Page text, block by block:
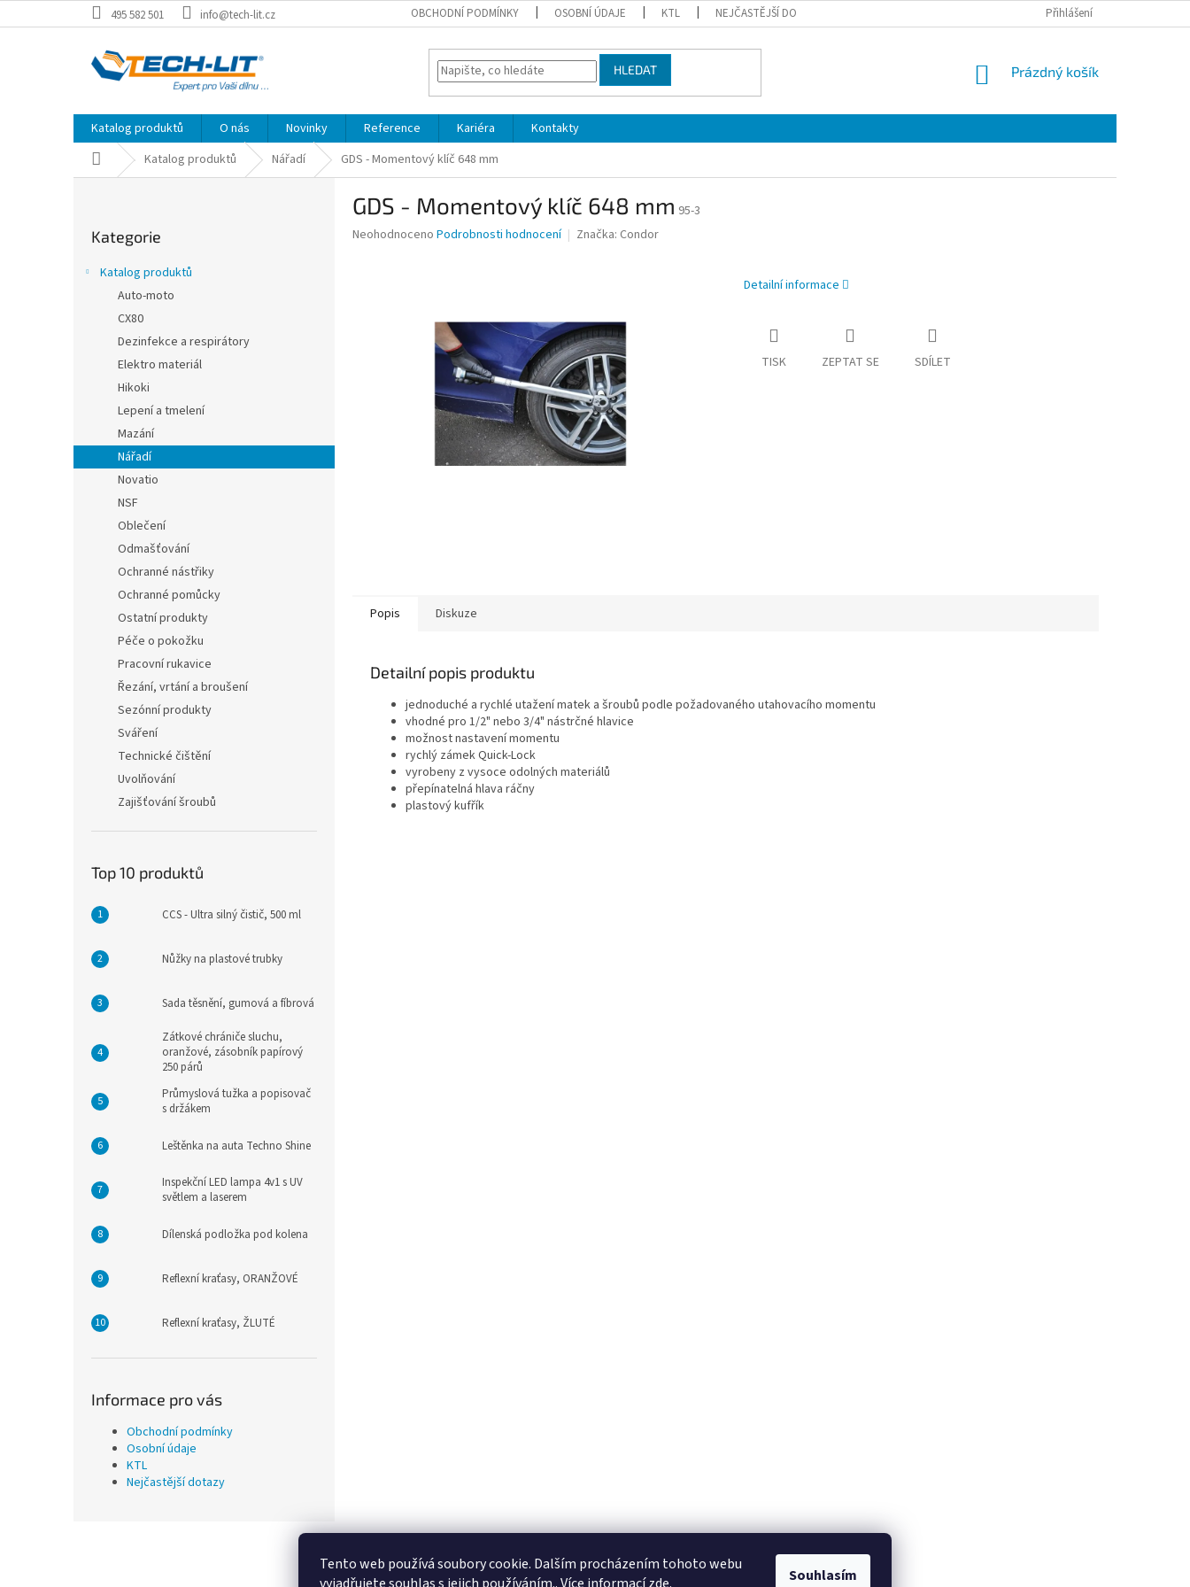
Tento web používá soubory cookie. Dalším procházením tohoto webu
Souhlasím
na
495 582 501 info@tech-lit.cz OBCHODNÍ PODMÍNKY OSOBNÍ ÚDAJE KTL NEJČASTĚJŠÍ DOTAZY Přihlášení
HLEDAT
NÁKUPNÍ
Prázdný košík
Katalog produktů O nás Novinky Reference Kariéra
Kontakty
Domů Katalog produktů Nářadí GDS - Momentový klíč 648 mm
l
kategorie
Kategorie
Katalog produktů
Auto-moto
CX80
Dezinfekce a respirátory
Elektro materiál
Hikoki
Lepení a tmelení
Mazání
Nářadí
Novatio
NSF
Oblečení
Odmašťování
Ochranné nástřiky
Ochranné pomůcky
Ostatní produkty
Péče o pokožku
Pracovní rukavice
Řezání, vrtání a broušení
Sezónní produkty
Sváření
Technické čištění
Uvolňování
Zajišťování šroubů
Top 10 produktů
CCS - Ultra silný čistič, 500 ml
Nůžky na plastové trubky
Sada těsnění, gumová a fíbrová
Zátkové chrániče sluchu,
oranžové, zásobník papírový
250 párů
Průmyslová tužka a popisovač
s držákem
Leštěnka na auta Techno Shine
Inspekční LED lampa 4v1 s UV
světlem a laserem
Dílenská podložka pod kolena
Reflexní kraťasy, ORANŽOVÉ
Reflexní kraťasy, ŽLUTÉ
Informace pro vás
Obchodní podmínky
Osobní údaje
KTL
Nejčastější dotazy
GDS - Momentový klíč 648 mm 95-3
Průměrné
Neohodnoceno Podrobnosti hodnocení Značka: Condor
Detailní informace
TISK ZEPTAT SE SDÍLET
Popis Diskuze
Detailní popis produktu
jednoduché a rychlé utažení matek a šroubů podle požadovaného utahovacího momentu
vhodné pro 1/2" nebo 3/4" nástrčné hlavice
možnost nastavení momentu
rychlý zámek Quick-Lock
vyrobeny z vysoce odolných materiálů
přepínatelná hlava ráčny
plastový kufřík
Statek ostružno Nejčastěji kladené dotazy